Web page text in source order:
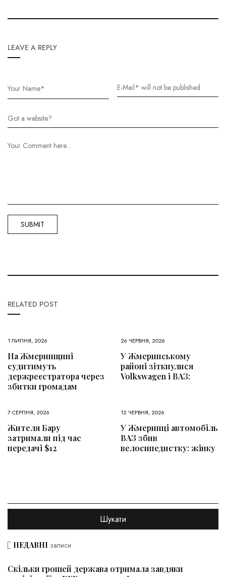
LEAVE A REPLY
RELATED POST
1 ЛИПНЯ, 2026
На Жмеринщині
судитимуть
держреєстратора через
збитки громадам
26 ЧЕРВНЯ, 2026
У Жмеринському
районі зіткнулися
Volkswagen і ВАЗ:
7 СЕРПНЯ, 2026
Жителя Бару
затримали під час
передачі $12
12 ЧЕРВНЯ, 2026
У Жмеринці автомобіль
ВАЗ збив
велосипедистку: жінку
НЕДАВНІ записи
Скільки грошей держава отримала завдяки